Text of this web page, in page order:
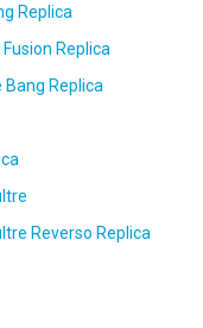
Replica
Replica
Bang Replica
Reverso Replica